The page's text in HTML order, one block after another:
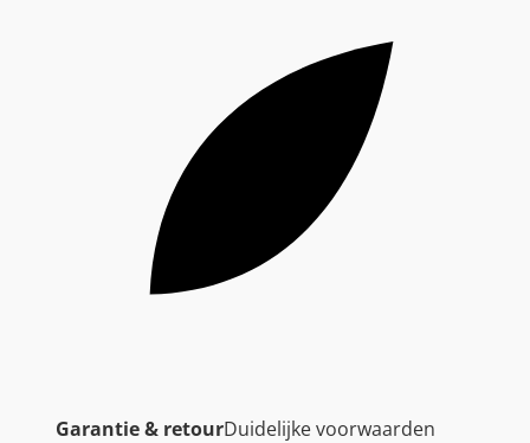
Garantie & retourDuidelijke voorwaarden